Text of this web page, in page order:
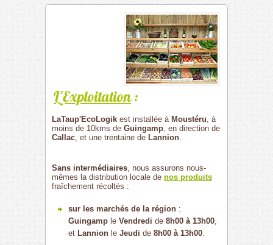
L'Exploitation:
LaTaup'EcoLogik est installée à Moustéru, à
moins de 10kms de Guingamp, en direction de
Callac, et une trentaine de Lannion.
Sans intermédiaires, nous assurons nous-
mêmes la distribution locale de nos produits
fraîchement récoltés :
sur les marchés de la région :
Guingamp le Vendredi de 8h00 à 13h00,
et Lannion le Jeudi de 8h00 à 13h00.